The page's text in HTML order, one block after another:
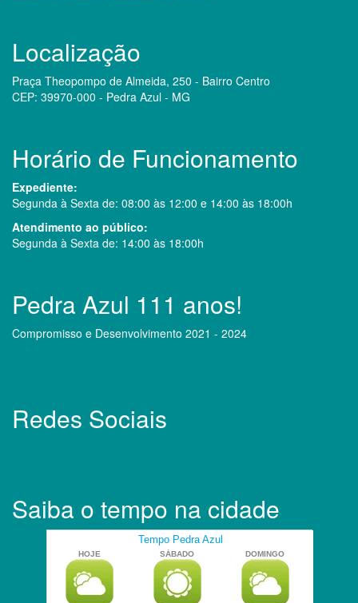
Localização
Praça Theopompo de Almeida, 250 - Bairro Centro
CEP: 39970-000 - Pedra Azul - MG
Horário de Funcionamento
Expediente:
Segunda à Sexta de: 08:00 às 12:00 e 14:00 às 18:00h
Atendimento ao público:
Segunda à Sexta de: 14:00 às 18:00h
Pedra Azul 111 anos!
Compromisso e Desenvolvimento 2021 - 2024
Redes Sociais
Saiba o tempo na cidade